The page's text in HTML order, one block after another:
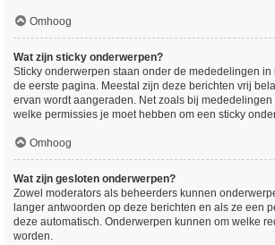
Omhoog
Wat zijn sticky onderwerpen?
Sticky onderwerpen staan onder de mededelingen
de eerste pagina. Meestal zijn deze berichten vrij
ervan wordt aangeraden. Net zoals bij
welke permissies je moet hebben om een sticky
Omhoog
Wat zijn gesloten onderwerpen?
Zowel moderators als beheerders kunnen
langer antwoorden op deze berichten en als ze een
deze automatisch. Onderwerpen kunnen om welke
worden.